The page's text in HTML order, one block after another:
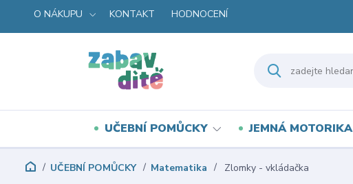
O NÁKUPU KONTAKT HODNOCENÍ
UČEBNÍ POMŮCKY JEMNÁ MOTORIKA
UČEBNÍ POMŮCKY Matematika Zlomky - vkládačka